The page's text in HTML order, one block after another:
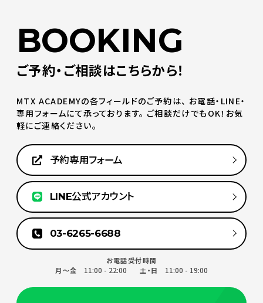
BOOKING
ご予約・ご相談はこちらから！
MTX ACADEMYの各フィールドのご予約は、 お電話・LINE・
専用フォームにて承っております。 ご相談だけでもOK！お気
軽にご連絡ください。
予約専用フォーム
LINE公式アカウント
03-6265-6688
お電話受付時間
月～金
11:00 - 22:00 土・日 11:00 - 19:00